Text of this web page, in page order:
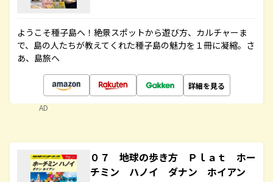
ようこそ種子島へ！絶景スポットから遊び方、カルチャーま
で、島の人たちが教えてくれた種子島の魅力を１冊に凝縮。さ
あ、島旅へ
詳細を見る
AD
０７ 地球の歩き方 Ｐｌａｔ ホー
チミン ハノイ ダナン ホイアン